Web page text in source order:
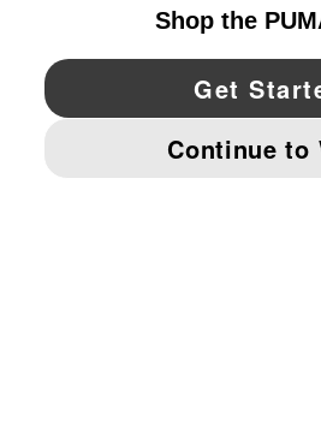
YouTube Twitter Pinterest